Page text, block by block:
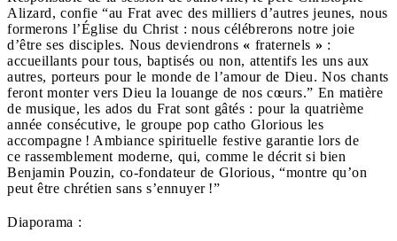
Alizard, confie “au Frat avec des milliers d’autres jeunes, nous
formerons l’Église du Christ : nous célébrerons notre joie
d’être ses disciples. Nous deviendrons « fraternels » :
accueillants pour tous, baptisés ou non, attentifs les uns aux
autres, porteurs pour le monde de l’amour de Dieu. Nos chants
feront monter vers Dieu la louange de nos cœurs.” En matière
de musique, les ados du Frat sont gâtés : pour la quatrième
année consécutive, le groupe pop catho Glorious les
accompagne ! Ambiance spirituelle festive garantie lors de
ce rassemblement moderne, qui, comme le décrit si bien
Benjamin Pouzin, co-fondateur de Glorious, “montre qu’on
peut être chrétien sans s’ennuyer !”
Diaporama :